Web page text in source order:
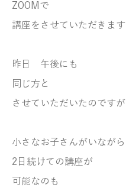
ZOOMで
講座をさせていただきます
昨日 午後にも
同じ方と
させていただいたのですが
小さなお子さんがいながら
2日続けての講座が
可能なのも